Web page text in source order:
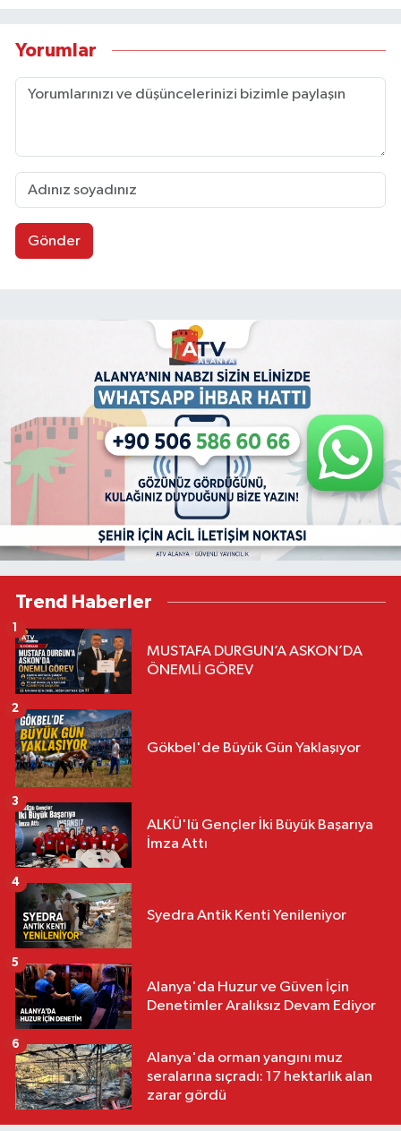
Yorumlar
Gönder
Trend Haberler
MUSTAFA DURGUN’A ASKON’DA
ÖNEMLİ GÖREV
1
Gökbel'de Büyük Gün Yaklaşıyor
2
ALKÜ'lü Gençler İki Büyük Başarıya
İmza Attı
3
Syedra Antik Kenti Yenileniyor
4
Alanya'da Huzur ve Güven İçin
Denetimler Aralıksız Devam Ediyor
5
Alanya'da orman yangını muz
seralarına sıçradı: 17 hektarlık alan
zarar gördü
6